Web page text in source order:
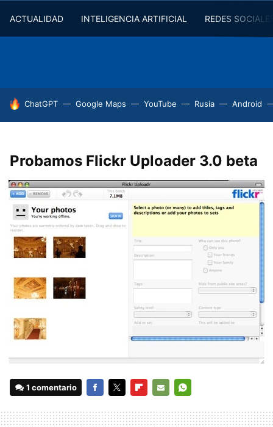
ACTUALIDAD INTELIGENCIA ARTIFICIAL REDES
HOY SE HABLA DE
ChatGPT Google Maps YouTube Rusia Android
Probamos Flickr Uploader 3.0 beta
1 comentario
MAIL